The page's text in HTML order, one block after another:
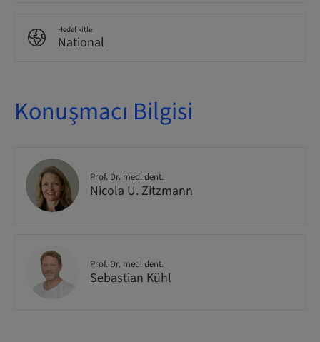
Hedef kitle
National
Konuşmacı Bilgisi
Prof. Dr. med. dent.
Nicola U. Zitzmann
Prof. Dr. med. dent.
Sebastian Kühl